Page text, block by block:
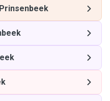
Prinsenbeek